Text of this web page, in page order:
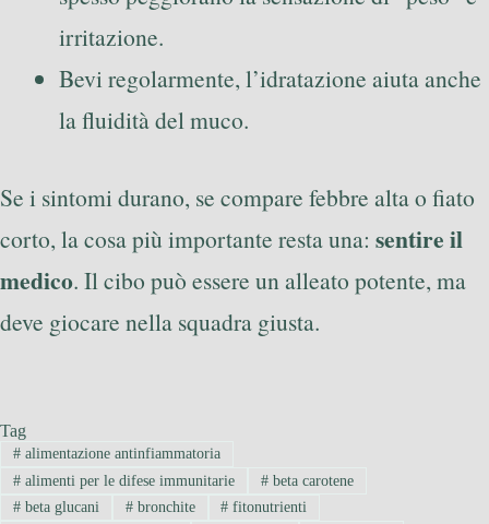
irritazione.
Bevi regolarmente, l’idratazione aiuta anche
la fluidità del muco.
Se i sintomi durano, se compare febbre alta o fiato
corto, la cosa più importante resta una: sentire il
medico. Il cibo può essere un alleato potente, ma
deve giocare nella squadra giusta.
Tag
#alimentazione antinfiammatoria
#alimenti per le difese immunitarie #beta carotene
#beta glucani #bronchite # fitonutrienti